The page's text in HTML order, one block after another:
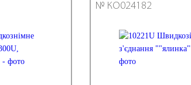
№ КО024182